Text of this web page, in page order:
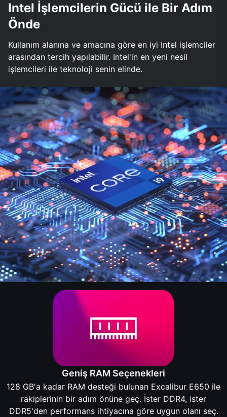
Intel İşlemcilerin Gücü ile Bir Adım
Önde
Kullanım alanına ve amacına göre en iyi Intel işlemciler
arasından tercih yapılabilir. Intel'in en yeni nesil
işlemcileri ile teknoloji senin elinde.
Geniş RAM Seçenekleri
128 GB'a kadar RAM desteği bulunan Excalibur E650 ile
rakiplerinin bir adım önüne geç. İster DDR4, ister
DDR5'den performans ihtiyacına göre uygun olanı seç.